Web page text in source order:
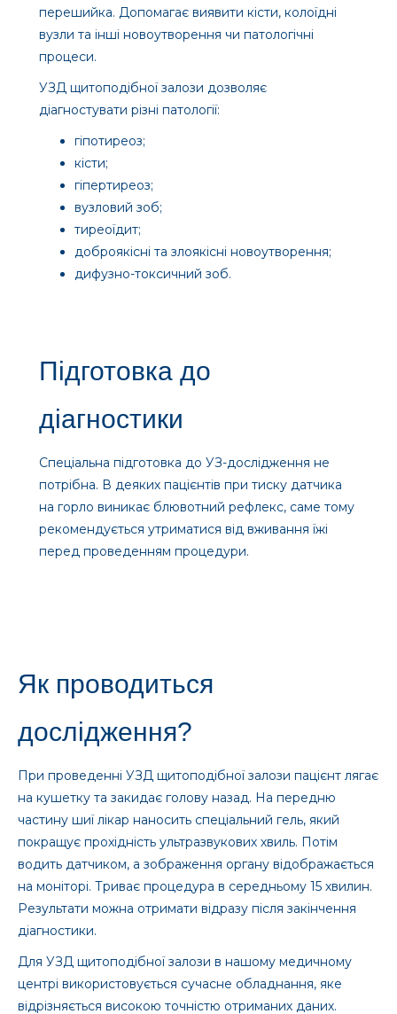
перешийка. Допомагає виявити кісти, колоїдні
вузли та інші новоутворення чи патологічні
процеси.
УЗД щитоподібної залози дозволяє
діагностувати різні патології:
гіпотиреоз;
кісти;
гіпертиреоз;
вузловий зоб;
тиреоїдит;
доброякісні та злоякісні новоутворення;
дифузно-токсичний зоб.
Підготовка до
діагностики
Спеціальна підготовка до УЗ-дослідження не
потрібна. В деяких пацієнтів при тиску датчика
на горло виникає блювотний рефлекс, саме тому
рекомендується утриматися від вживання їжі
перед проведенням процедури.
Як проводиться
дослідження?
При проведенні УЗД щитоподібної залози пацієнт лягає
на кушетку та закидає голову назад. На передню
частину шиї лікар наносить спеціальний гель, який
покращує прохідність ультразвукових хвиль. Потім
водить датчиком, а зображення органу відображається
на моніторі. Триває процедура в середньому 15 хвилин.
Результати можна отримати відразу після закінчення
діагностики.
Для УЗД щитоподібної залози в нашому медичному
центрі використовується сучасне обладнання, яке
відрізняється високою точністю отриманих даних.